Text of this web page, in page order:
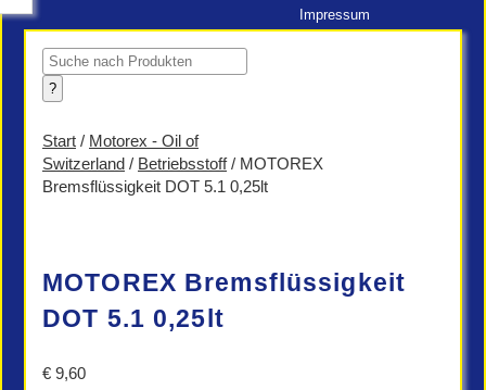
Impressum
Products
search
?
Start / Motorex - Oil of
Switzerland / Betriebsstoff/ MOTOREX
Bremsflüssigkeit DOT 5.1 0,25lt
MOTOREX Bremsflüssigkeit
DOT 5.1 0,25lt
€ 9,60